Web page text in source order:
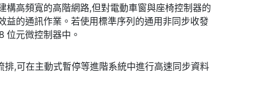
高頻寬的高階網路,但對電動車窗與座椅控制器的
益的通訊作業。若使用標準序列的通用非同步收發
元微控制器中。
排,可在主動式暫停等進階系統中進行高速同步資料